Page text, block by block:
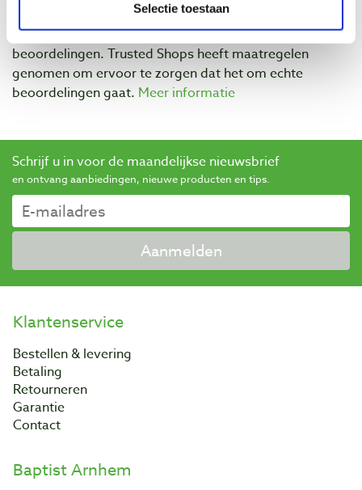
Selectie toestaan
Baptist maakt gebruik van Trusted Shops als een
onafhankelijke dienstverlener voor het verkrijgen van
beoordelingen. Trusted Shops heeft maatregelen
genomen om ervoor te zorgen dat het om echte
beoordelingen gaat. Meer informatie
Schrijf u in voor de maandelijkse nieuwsbrief
en ontvang aanbiedingen, nieuwe producten en tips.
Aanmelden
Klantenservice
Bestellen & levering
Betaling
Retourneren
Garantie
Contact
Baptist Arnhem